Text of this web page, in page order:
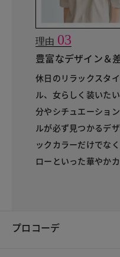
理由 03
豊富なデザイン＆
休日のリラックスタ
ル、女らしく装いた
分やシチュエーショ
ルが必ず見つかるデ
ックカラーだけでな
ローといった華やか
プロコーデ